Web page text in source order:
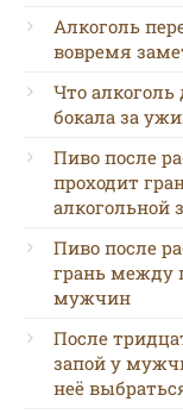
Алкоголь
вовремя
Что
бокала за
Пиво после
проходит
Пиво после
грань между
мужчин
После
запой у
неё